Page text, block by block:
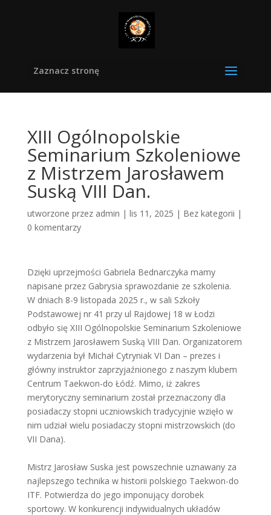
Zaznacz stronę
XIII Ogólnopolskie
Seminarium Szkoleniowe
z Mistrzem Jarosławem
Suską VIII Dan.
utworzone przez admin | lis 11, 2025 | Bez kategorii |
0 komentarzy
Dzięki uprzejmości Gabriela Bednarczyka mamy
napisane przez Gabrysia sprawozdanie ze szkolenia.
W dniach 8-9 listopada 2025 r., w sali Szkoły
Podstawowej nr 41 przy ul Rajdowej 18 w Łodzi
odbyło się XIII Ogólnopolskie Seminarium Szkoleniowe
z Mistrzem Jarosławem Suską VIII Dan. Organizatorem
wydarzenia był Michał Cytryniak VI Dan – prezes i
główny instruktor zaprzyjaźnionego z naszym klubem
Centrum Taekwon-do Łódź. Mimo, iż zakres
merytoryczny seminarium został przeznaczony dla
posiadaczy stopni uczniowskich tradycyjnie wzięło w
nim udział wielu posiadaczy stopni mistrzowskich (do
VII Dana).
Mistrz Jarosław Suska jest powszechnie uznawany za
najlepszego technika w historii polskiego Taekwon-do
ITF. Potwierdza do jego imponujący dorobek
sportowy. W konkurencji indywidualnych układów